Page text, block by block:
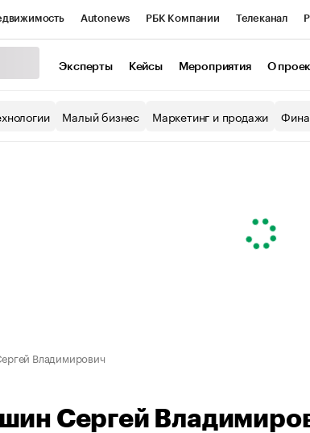
Autonews РБК Компании Телеканал
Экономика Бизнес
Эксперты Кейсы Мероприятия О
Малый бизнес Маркетинг и продажи
Владимирович
Сергей